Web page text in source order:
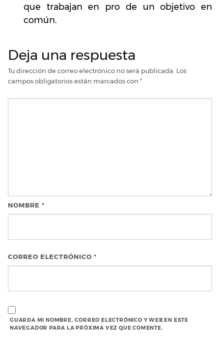
que trabajan en pro de un objetivo en
común.
Deja una respuesta
Tu dirección de correo electrónico no será publicada. Los
campos obligatorios están marcados con *
NOMBRE *
CORREO ELECTRÓNICO *
GUARDA MI NOMBRE, CORREO ELECTRÓNICO Y WEB EN ESTE
NAVEGADOR PARA LA PRÓXIMA VEZ QUE COMENTE.